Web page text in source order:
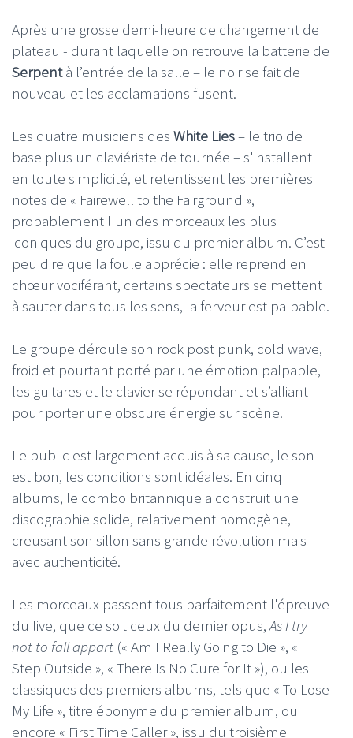
Après une grosse demi-heure de changement de
plateau - durant laquelle on retrouve la batterie de
Serpentà l’entrée de la salle – le noir se fait de
nouveau et les acclamations fusent.
Les quatre musiciens des White Lies– le trio de
base plus un claviériste de tournée – s'installent
en toute simplicité, et retentissent les premières
notes de « Fairewell to the Fairground »,
probablement l'un des morceaux les plus
iconiques du groupe, issu du premier album. C’est
peu dire que la foule apprécie : elle reprend en
chœur vociférant, certains spectateurs se mettent
à sauter dans tous les sens, la ferveur est palpable.
Le groupe déroule son rock post punk, cold wave,
froid et pourtant porté par une émotion palpable,
les guitares et le clavier se répondant et s’alliant
pour porter une obscure énergie sur scène.
Le public est largement acquis à sa cause, le son
est bon, les conditions sont idéales. En cinq
albums, le combo britannique a construit une
discographie solide, relativement homogène,
creusant son sillon sans grande révolution mais
avec authenticité.
Les morceaux passent tous parfaitement l'épreuve
du live, que ce soit ceux du dernier opus,As I try
not to fall appart (« Am I Really Going to Die », «
Step Outside », « There Is No Cure for It »), ou les
classiques des premiers albums, tels que « To Lose
My Life », titre éponyme du premier album, ou
encore « First Time Caller », issu du troisième